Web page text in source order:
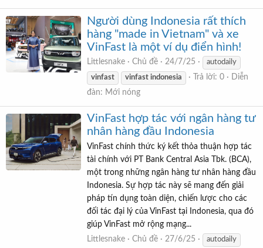
Người dùng Indonesia rất thích
hàng "made in Vietnam" và xe
VinFast là một ví dụ điển hình!
Littlesnake Chủ đề 24/7/25
autodaily
vinfast
vinfast indonesia Trả lời: 0
Diễn
đàn: Mới nóng
VinFast hợp tác với ngân hàng tư
nhân hàng đầu Indonesia
VinFast chính thức ký kết thỏa thuận hợp tác
tài chính với PT Bank Central Asia Tbk. (BCA),
một trong những ngân hàng tư nhân hàng đầu
Indonesia. Sự hợp tác này sẽ mang đến giải
pháp tín dụng toàn diện, chiến lược cho các
đối tác đại lý của VinFast tại Indonesia, qua đó
giúp VinFast mở rộng mạng...
Littlesnake
Chủ đề 27/6/25
autodaily